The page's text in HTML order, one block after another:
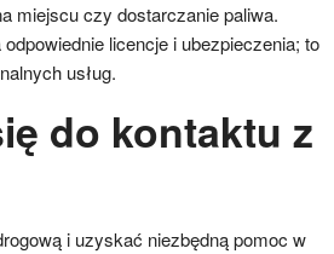
miejscu czy dostarczanie paliwa.
licencje i ubezpieczenia; to
usług.
do kontaktu z
i uzyskać niezbędną pomoc w